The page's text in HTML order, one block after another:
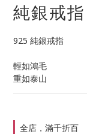
純銀戒
925 純銀戒指
輕如鴻毛
重如泰山
全店，滿千折百